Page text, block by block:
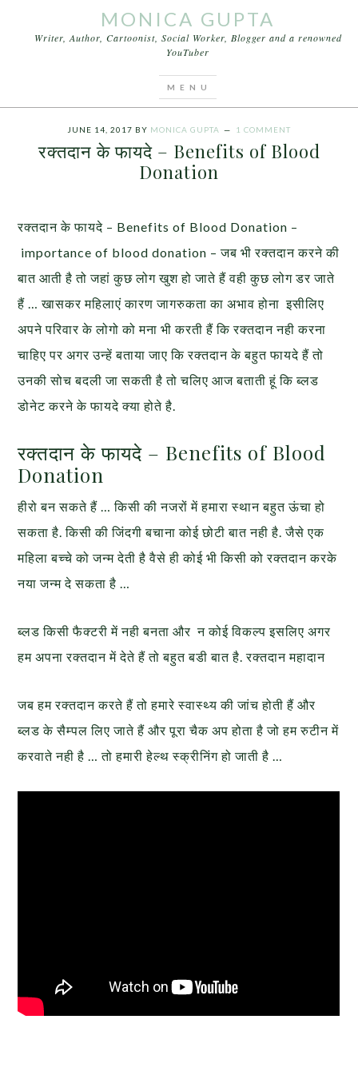
MONICA GUPTA
Writer, Author, Cartoonist, Social Worker, Blogger and a renowned
YouTuber
फायदे – Benefits of Blood Donation
JUNE 14, 2017 BY MONICA GUPTA 1 COMMENT
रक्तदान के फायदे – Benefits of Blood
Donation
रक्तदान के फायदे – Benefits of Blood Donation –
importance of blood donation – जब भी रक्तदान करने की
बात आती है तो जहां कुछ लोग खुश हो जाते हैं वही कुछ लोग डर जाते
हैं … खासकर महिलाएं कारण जागरुकता का अभाव होना इसीलिए
अपने परिवार के लोगो को मना भी करती हैं कि रक्तदान नही करना
चाहिए पर अगर उन्हें बताया जाए कि रक्तदान के बहुत फायदे हैं तो
उनकी सोच बदली जा सकती है तो चलिए आज बताती हूं कि ब्लड
डोनेट करने के फायदे क्या होते है.
रक्तदान के फायदे – Benefits of Blood
Donation
हीरो बन सकते हैं … किसी की नजरों में हमारा स्थान बहुत ऊंचा हो
सकता है. किसी की जिंदगी बचाना कोई छोटी बात नही है. जैसे एक
महिला बच्चे को जन्म देती है वैसे ही कोई भी किसी को रक्तदान करके
नया जन्म दे सकता है …
ब्लड किसी फैक्टरी में नही बनता और न कोई विकल्प इसलिए अगर
हम अपना रक्तदान में देते हैं तो बहुत बडी बात है. रक्तदान महादान
जब हम रक्तदान करते हैं तो हमारे स्वास्थ्य की जांच होती हैं और
ब्लड के सैम्पल लिए जाते हैं और पूरा चैक अप होता है जो हम रुटीन में
करवाते नही है … तो हमारी हेल्थ स्क्रीनिंग हो जाती है …